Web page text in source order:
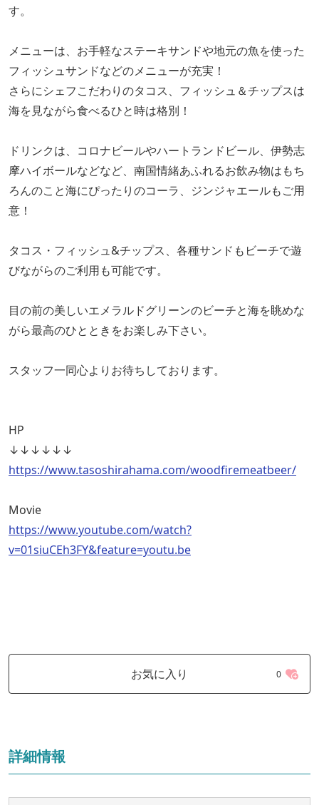
す。
メニューは、お手軽なステーキサンドや地元の魚を使った
フィッシュサンドなどのメニューが充実！
さらにシェフこだわりのタコス、フィッシュ＆チップスは
海を見ながら食べるひと時は格別！
ドリンクは、コロナビールやハートランドビール、伊勢志
摩ハイボールなどなど、南国情緒あふれるお飲み物はもち
ろんのこと海にぴったりのコーラ、ジンジャエールもご用
意！
タコス・フィッシュ&チップス、各種サンドもビーチで遊
びながらのご利用も可能です。
目の前の美しいエメラルドグリーンのビーチと海を眺めな
がら最高のひとときをお楽しみ下さい。
スタッフ一同心よりお待ちしております。
HP
↓↓↓↓↓↓
https://www.tasoshirahama.com/woodfiremeatbeer/
Movie
https://www.youtube.com/watch?
v=01siuCEh3FY&feature=youtu.be
お気に入り 0
詳細情報